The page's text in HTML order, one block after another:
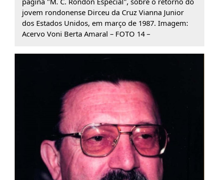
jovem rondonense Dirceu da Cruz Vianna Junior
dos Estados Unidos, em março de 1987. Imagem:
Acervo Voni Berta Amaral – FOTO 14 –